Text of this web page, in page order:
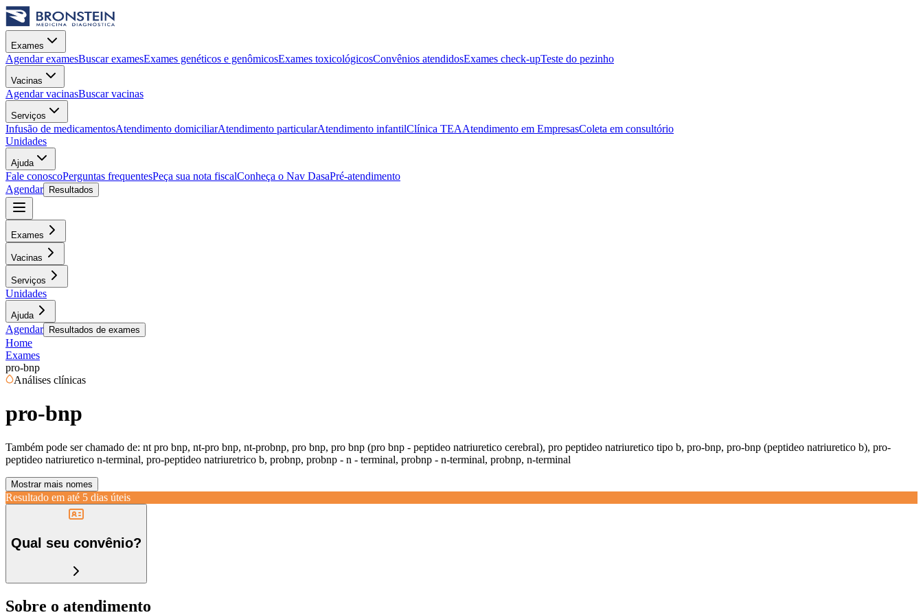
Exames
Agendar examesBuscar examesExames genéticos e genômicosExames toxicológicosConvênios atendidosExames check-upTeste do pezinho
Vacinas
Agendar vacinasBuscar vacinas
Serviços
Infusão de medicamentosAtendimento domiciliarAtendimento particularAtendimento infantilClínica TEAAtendimento em EmpresasColeta em consultório
Unidades
Ajuda
Fale conoscoPerguntas frequentesPeça sua nota fiscalConheça o Nav DasaPré-atendimento
Agendar
Resultados
Exames
Vacinas
Serviços
Unidades
Ajuda
Agendar Resultados de exames
Home
Exames
pro-bnp
Análises clínicas
pro-bnp
Também pode ser chamado de: nt pro bnp, nt-pro bnp, nt-probnp, pro bnp, pro bnp (pro bnp - peptideo natriuretico cerebral), pro peptideo natriuretico tipo b, pro-bnp, pro-bnp (peptideo natriuretico b), pro-
peptideo natriuretico n-terminal, pro-peptideo natriuretrico b, probnp, probnp - n - terminal, probnp - n-terminal, probnp, n-terminal
Mostrar mais nomes
Resultado em até 5 dias úteis
Qual seu convênio?
Sobre o atendimento